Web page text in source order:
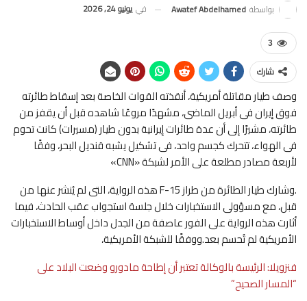
بواسطة Awatef Abdelhamed في يونيو 24, 2026
3
شارك
وصف طيار مقاتلة أمريكية، أنقذته القوات الخاصة بعد إسقاط طائرته
فوق إيران فى أبريل الماضى، مشهدًا مروعًا شاهده قبل أن يقفز من
طائرته، مشيرًا إلى أن عدة طائرات إيرانية بدون طيار (مسيرات) كانت تحوم
فى الهواء، تتحرك كجسم واحد، فى تشكيل يشبه قنديل البحر، وفقًا
لأربعة مصادر مطلعة على الأمر لشبكة «CNN»
.وشارك طيار الطائرة من طراز F-15 هذه الرواية، التى لم يُنشر عنها من
قبل، مع مسؤولى الاستخبارات خلال جلسة استجواب عقب الحادث، فيما
أثارت هذه الرواية على الفور عاصفة من الجدل داخل أوساط الاستخبارات
الأمريكية لم تُحسم بعد.ووفقًا للشبكة الأمريكية،
فنزويلا: الرئيسة بالوكالة تعتبر أن إطاحة مادورو وضعت البلاد على
“المسار الصحيح”